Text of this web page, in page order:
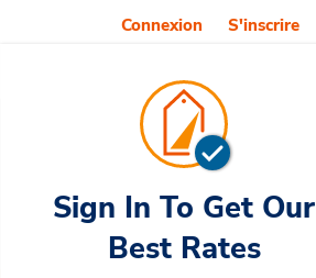
Connexion S'inscrire
Car Rental
Sign In To Get Our
Best Rates